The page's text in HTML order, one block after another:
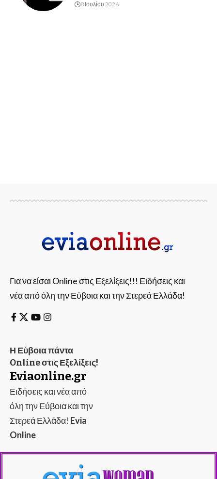
8 Ιουλίου 2026
Για να είσαι Online στις Εξελίξεις!!! Ειδήσεις και
νέα από όλη την Εύβοια και την Στερεά Ελλάδα!
Η Εύβοια πάντα
Online στις Εξελίξεις!
Eviaonline.gr
Ειδήσεις και νέα από
όλη την Εύβοια και την
Στερεά Ελλάδα! Evia
Online